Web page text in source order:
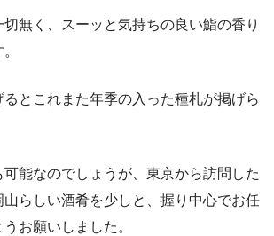
無く、スーッと気持ちの良い鮨の香り
とこれまた年季の入った種札が掲げら
能なのでしょうが、東京から訪問した
山らしい酒肴を少しと、握り中心でお任
お願いしました。